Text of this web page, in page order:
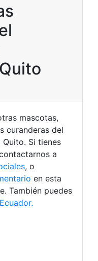
mascotas,
curanderas del
Quito. Si tienes
a
, o
en esta
También puedes